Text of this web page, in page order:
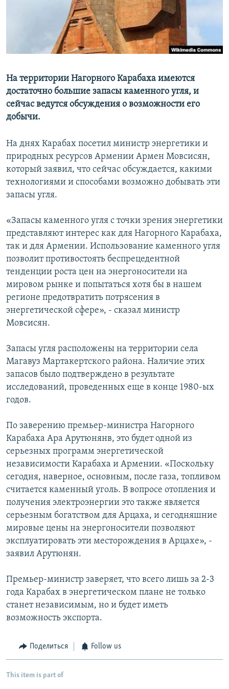
Русский
Все сайты Радио Азатутюн
На территории Нагорного Карабаха имеются
достаточно большие запасы каменного угля, и
сейчас ведутся обсуждения о возможности его
добычи.
На днях Карабах посетил министр энергетики и
природных ресурсов Армении Армен Мовсисян,
который заявил, что сейчас обсуждается, какими
технологиями и способами возможно добывать эти
запасы угля.
«Запасы каменного угля с точки зрения энергетики
представляют интерес как для Нагорного Карабаха,
так и для Армении. Использование каменного угля
позволит противостоять беспрецедентной
тенденции роста цен на энергоносители на
мировом рынке и попытаться хотя бы в нашем
регионе предотвратить потрясения в
энергетической сфере», - сказал министр
Мовсисян.
Запасы угля расположены на территории села
Магавуз Мартакертского района. Наличие этих
запасов было подтверждено в результате
исследований, проведенных еще в конце 1980-ых
годов.
По заверению премьер-министра Нагорного
Карабаха Ара Арутюнянв, это будет одной из
серьезных программ энергетической
независимости Карабаха и Армении. «Поскольку
сегодня, наверное, основным, после газа, топливом
считается каменный уголь. В вопросе отопления и
получения электроэнергии это также является
серьезным богатством для Арцаха, и сегодняшние
мировые цены на энергоносители позволяют
эксплуатировать эти месторождения в Арцахе», -
заявил Арутюнян.
Премьер-министр заверяет, что всего лишь за 2-3
года Карабах в энергетическом плане не только
станет независимым, но и будет иметь
возможность экспорта.
Поделиться Follow us
This item is part of